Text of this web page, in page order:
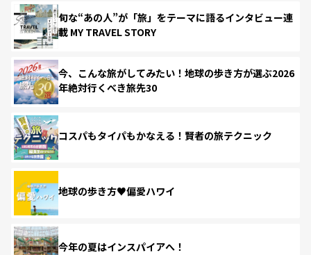
旬な“あの人”が「旅」をテーマに語るインタビュー連
載 MY TRAVEL STORY
今、こんな旅がしてみたい！地球の歩き方が選ぶ2026
年絶対行くべき旅先30
コスパもタイパもかなえる！賢者の旅テクニック
地球の歩き方♥偏愛ハワイ
今年の夏はインスパイアへ！